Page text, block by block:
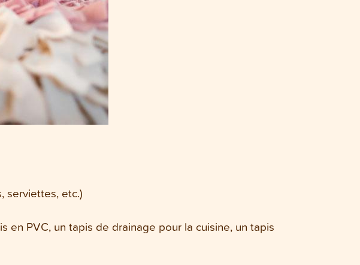
serviettes, etc.)
en PVC, un tapis de drainage pour la cuisine, un tapis